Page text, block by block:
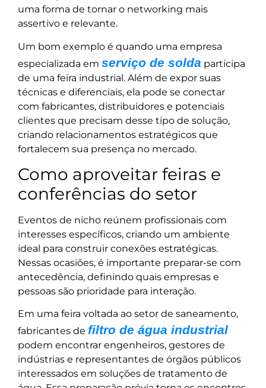
uma forma de tornar o networking mais
assertivo e relevante.
Um bom exemplo é quando uma empresa
especializada em serviço de solda participa
de uma feira industrial. Além de expor suas
técnicas e diferenciais, ela pode se conectar
com fabricantes, distribuidores e potenciais
clientes que precisam desse tipo de solução,
criando relacionamentos estratégicos que
fortalecem sua presença no mercado.
Como aproveitar feiras e
conferências do setor
Eventos de nicho reúnem profissionais com
interesses específicos, criando um ambiente
ideal para construir conexões estratégicas.
Nessas ocasiões, é importante preparar-se com
antecedência, definindo quais empresas e
pessoas são prioridade para interação.
Em uma feira voltada ao setor de saneamento,
fabricantes de filtro de água industrial
podem encontrar engenheiros, gestores de
indústrias e representantes de órgãos públicos
interessados em soluções de tratamento de